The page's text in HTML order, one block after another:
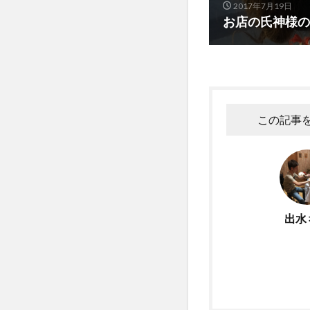
2017年7月19日
お店の氏神様
この記事
出水